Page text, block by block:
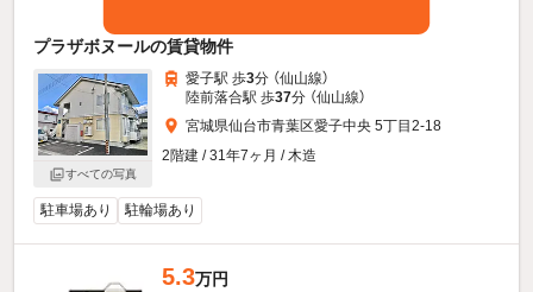
プラザボヌールの賃貸物件
すべての写真
愛子駅 歩3分 （仙山線）
陸前落合駅 歩37分 （仙山線）
宮城県仙台市青葉区愛子中央 5丁目2-18
2階建 / 31年7ヶ月 / 木造
駐車場あり 駐輪場あり
5.3万円